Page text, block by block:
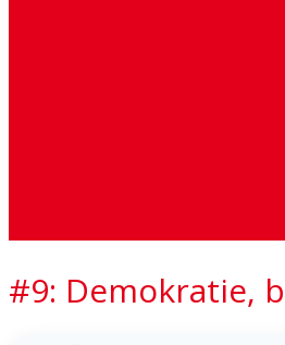
#9: Demokratie,